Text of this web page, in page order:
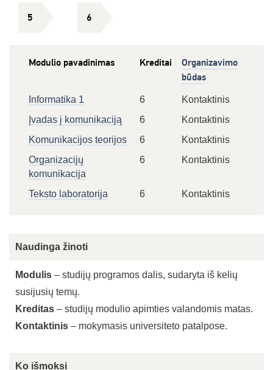
5 6
Modulio pavadinimas Kreditai
Organizavimo
būdas
Informatika 1 6
Kontaktinis
Įvadas į komunikaciją
6
Kontaktinis
Komunikacijos teorijos
6
Kontaktinis
Organizacijų
komunikacija
6 Kontaktinis
Teksto laboratorija 6 Kontaktinis
Naudinga žinoti
Modulis – studijų programos dalis, sudaryta iš kelių
susijusių temų.
Kreditas – studijų modulio apimties valandomis matas.
Kontaktinis – mokymasis universiteto patalpose.
Ko išmoksi